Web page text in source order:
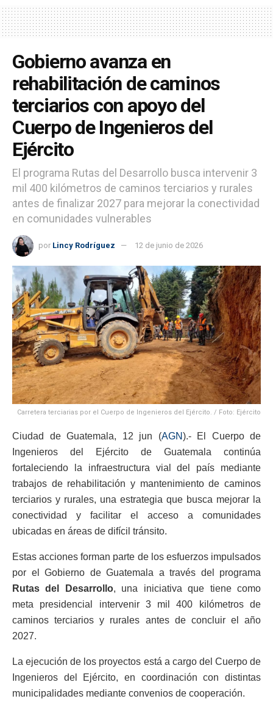
Gobierno avanza en
rehabilitación de caminos
terciarios con apoyo del
Cuerpo de Ingenieros del
Ejército
El programa Rutas del Desarrollo busca intervenir 3
mil 400 kilómetros de caminos terciarios y rurales
antes de finalizar 2027 para mejorar la conectividad
en comunidades vulnerables
por Lincy Rodríguez 12 de junio de 2026
Carretera terciarias por el Cuerpo de Ingenieros del Ejército. / Foto: Ejército
Ciudad de Guatemala, 12 jun (AGN).- El Cuerpo de
Ingenieros del Ejército de Guatemala continúa
fortaleciendo la infraestructura vial del país mediante
trabajos de rehabilitación y mantenimiento de caminos
terciarios y rurales, una estrategia que busca mejorar la
conectividad y facilitar el acceso a comunidades
ubicadas en áreas de difícil tránsito.
Estas acciones forman parte de los esfuerzos impulsados
por el Gobierno de Guatemala a través del programa
Rutas del Desarrollo, una iniciativa que tiene como
meta presidencial intervenir 3 mil 400 kilómetros de
caminos terciarios y rurales antes de concluir el año
2027.
La ejecución de los proyectos está a cargo del Cuerpo de
Ingenieros del Ejército, en coordinación con distintas
municipalidades mediante convenios de cooperación.